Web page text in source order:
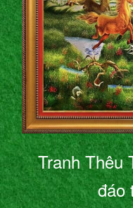
Tranh Thêu
đáo